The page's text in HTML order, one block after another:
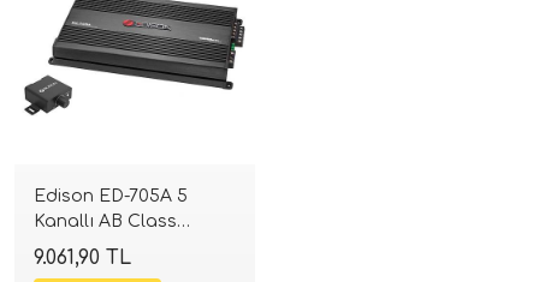
Edison ED-705A 5
Kanallı AB Class
Amplifikatör | 4x70W +
1x300W RMS | SPLHIFI
9.061,90 TL